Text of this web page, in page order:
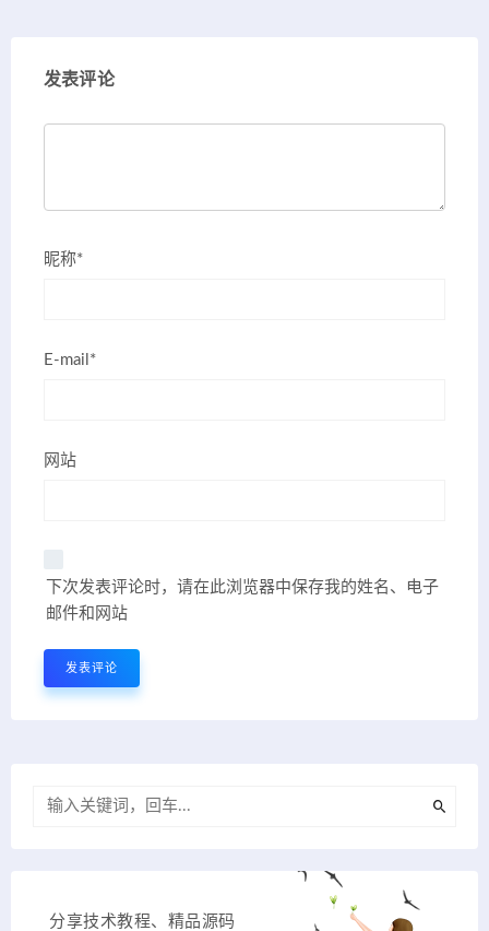
发表评论
昵称*
E-mail*
网站
下次发表评论时，请在此浏览器中保存我的姓名、电子
邮件和网站
分享技术教程、精品源码